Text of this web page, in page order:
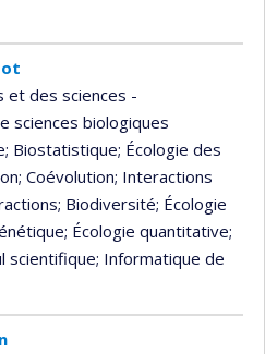
et des sciences -
sciences biologiques
; Biostatistique; Écologie des
; Coévolution; Interactions
; Biodiversité; Écologie
; Écologie quantitative;
scientifique; Informatique de